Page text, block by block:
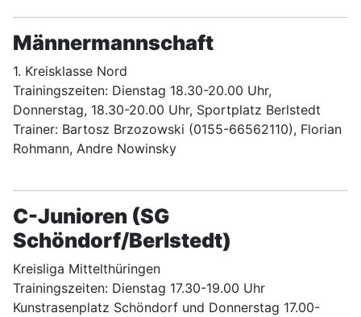
Männermannschaft
1. Kreisklasse Nord
Trainingszeiten: Dienstag 18.30-20.00 Uhr,
Donnerstag, 18.30-20.00 Uhr, Sportplatz Berlstedt
Trainer: Bartosz Brzozowski (0155-66562110), Florian
Rohmann, Andre Nowinsky
C-Junioren (SG
Schöndorf/Berlstedt)
Kreisliga Mittelthüringen
Trainingszeiten: Dienstag 17.30-19.00 Uhr
Kunstrasenplatz Schöndorf und Donnerstag 17.00-